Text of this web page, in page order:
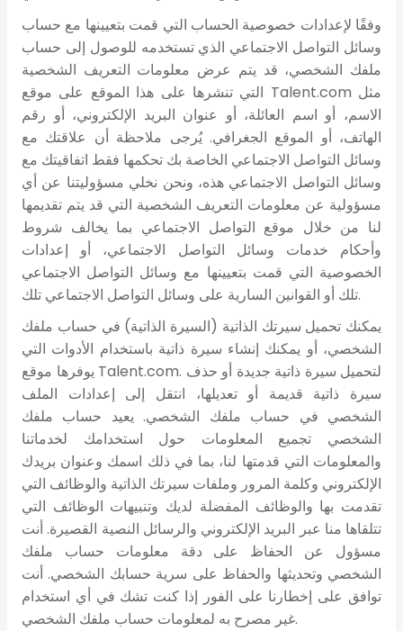
وفقًا لإعدادات خصوصية الحساب التي قمت بتعيينها مع حساب
وسائل التواصل الاجتماعي الذي تستخدمه للوصول إلى حساب
ملفك الشخصي، قد يتم عرض معلومات التعريف الشخصية
التي تنشرها على هذا الموقع على موقع Talent.com مثل
الاسم، أو اسم العائلة، أو عنوان البريد الإلكتروني، أو رقم
الهاتف، أو الموقع الجغرافي. يُرجى ملاحظة أن علاقتك مع
وسائل التواصل الاجتماعي الخاصة بك تحكمها فقط اتفاقيتك مع
وسائل التواصل الاجتماعي هذه، ونحن نخلي مسؤوليتنا عن أي
مسؤولية عن معلومات التعريف الشخصية التي قد يتم تقديمها
لنا من خلال موقع التواصل الاجتماعي بما يخالف شروط
وأحكام خدمات وسائل التواصل الاجتماعي، أو إعدادات
الخصوصية التي قمت بتعيينها مع وسائل التواصل الاجتماعي
تلك أو القوانين السارية على وسائل التواصل الاجتماعي تلك.
يمكنك تحميل سيرتك الذاتية (السيرة الذاتية) في حساب ملفك
الشخصي، أو يمكنك إنشاء سيرة ذاتية باستخدام الأدوات التي
يوفرها موقع Talent.com. لتحميل سيرة ذاتية جديدة أو حذف
سيرة ذاتية قديمة أو تعديلها، انتقل إلى إعدادات الملف
الشخصي في حساب ملفك الشخصي. يعيد حساب ملفك
الشخصي تجميع المعلومات حول استخدامك لخدماتنا
والمعلومات التي قدمتها لنا، بما في ذلك اسمك وعنوان بريدك
الإلكتروني وكلمة المرور وملفات سيرتك الذاتية والوظائف التي
تقدمت بها والوظائف المفضلة لديك وتنبيهات الوظائف التي
تتلقاها منا عبر البريد الإلكتروني والرسائل النصية القصيرة. أنت
مسؤول عن الحفاظ على دقة معلومات حساب ملفك
الشخصي وتحديثها والحفاظ على سرية حسابك الشخصي. أنت
توافق على إخطارنا على الفور إذا كنت تشك في أي استخدام
غير مصرح به لمعلومات حساب ملفك الشخصي.